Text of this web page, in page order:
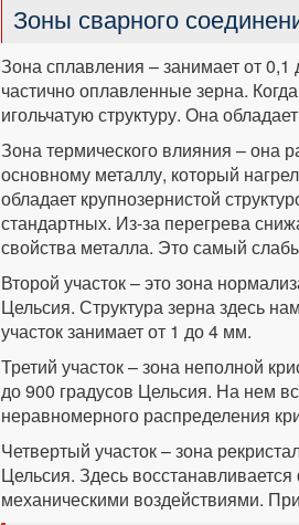
Зоны сварного
Зона сплавления – занимает от
частично оплавленные зерна.
игольчатую структуру. Она
Зона термического влияния – она
основному металлу, который
обладает крупнозернистой
стандартных. Из-за перегрева
свойства металла. Это самый
Второй участок – это зона
Цельсия. Структура зерна здесь
участок занимает от 1 до 4 мм.
Третий участок – зона неполной
до 900 градусов Цельсия. На нем
неравномерного распределения
Четвертый участок – зона
Цельсия. Здесь
механическими воздействиями.